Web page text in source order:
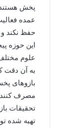
پخش
حفظ نکند و
این حوزه
علوم
بازوهای
تحقیقات
تهیه شده